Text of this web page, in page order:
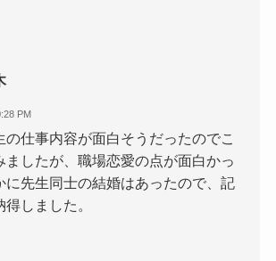
PM
の仕事内容が面白そうだったのでこ
ましたが、職場恋愛の点が面白かっ
に先生同士の結婚はあったので、記
しました。